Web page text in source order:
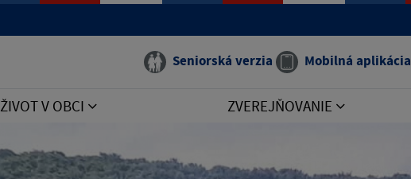
Seniorská verzia Mobilná aplikácia
ŽIVOT V OBCI ZVEREJŇOVANIE